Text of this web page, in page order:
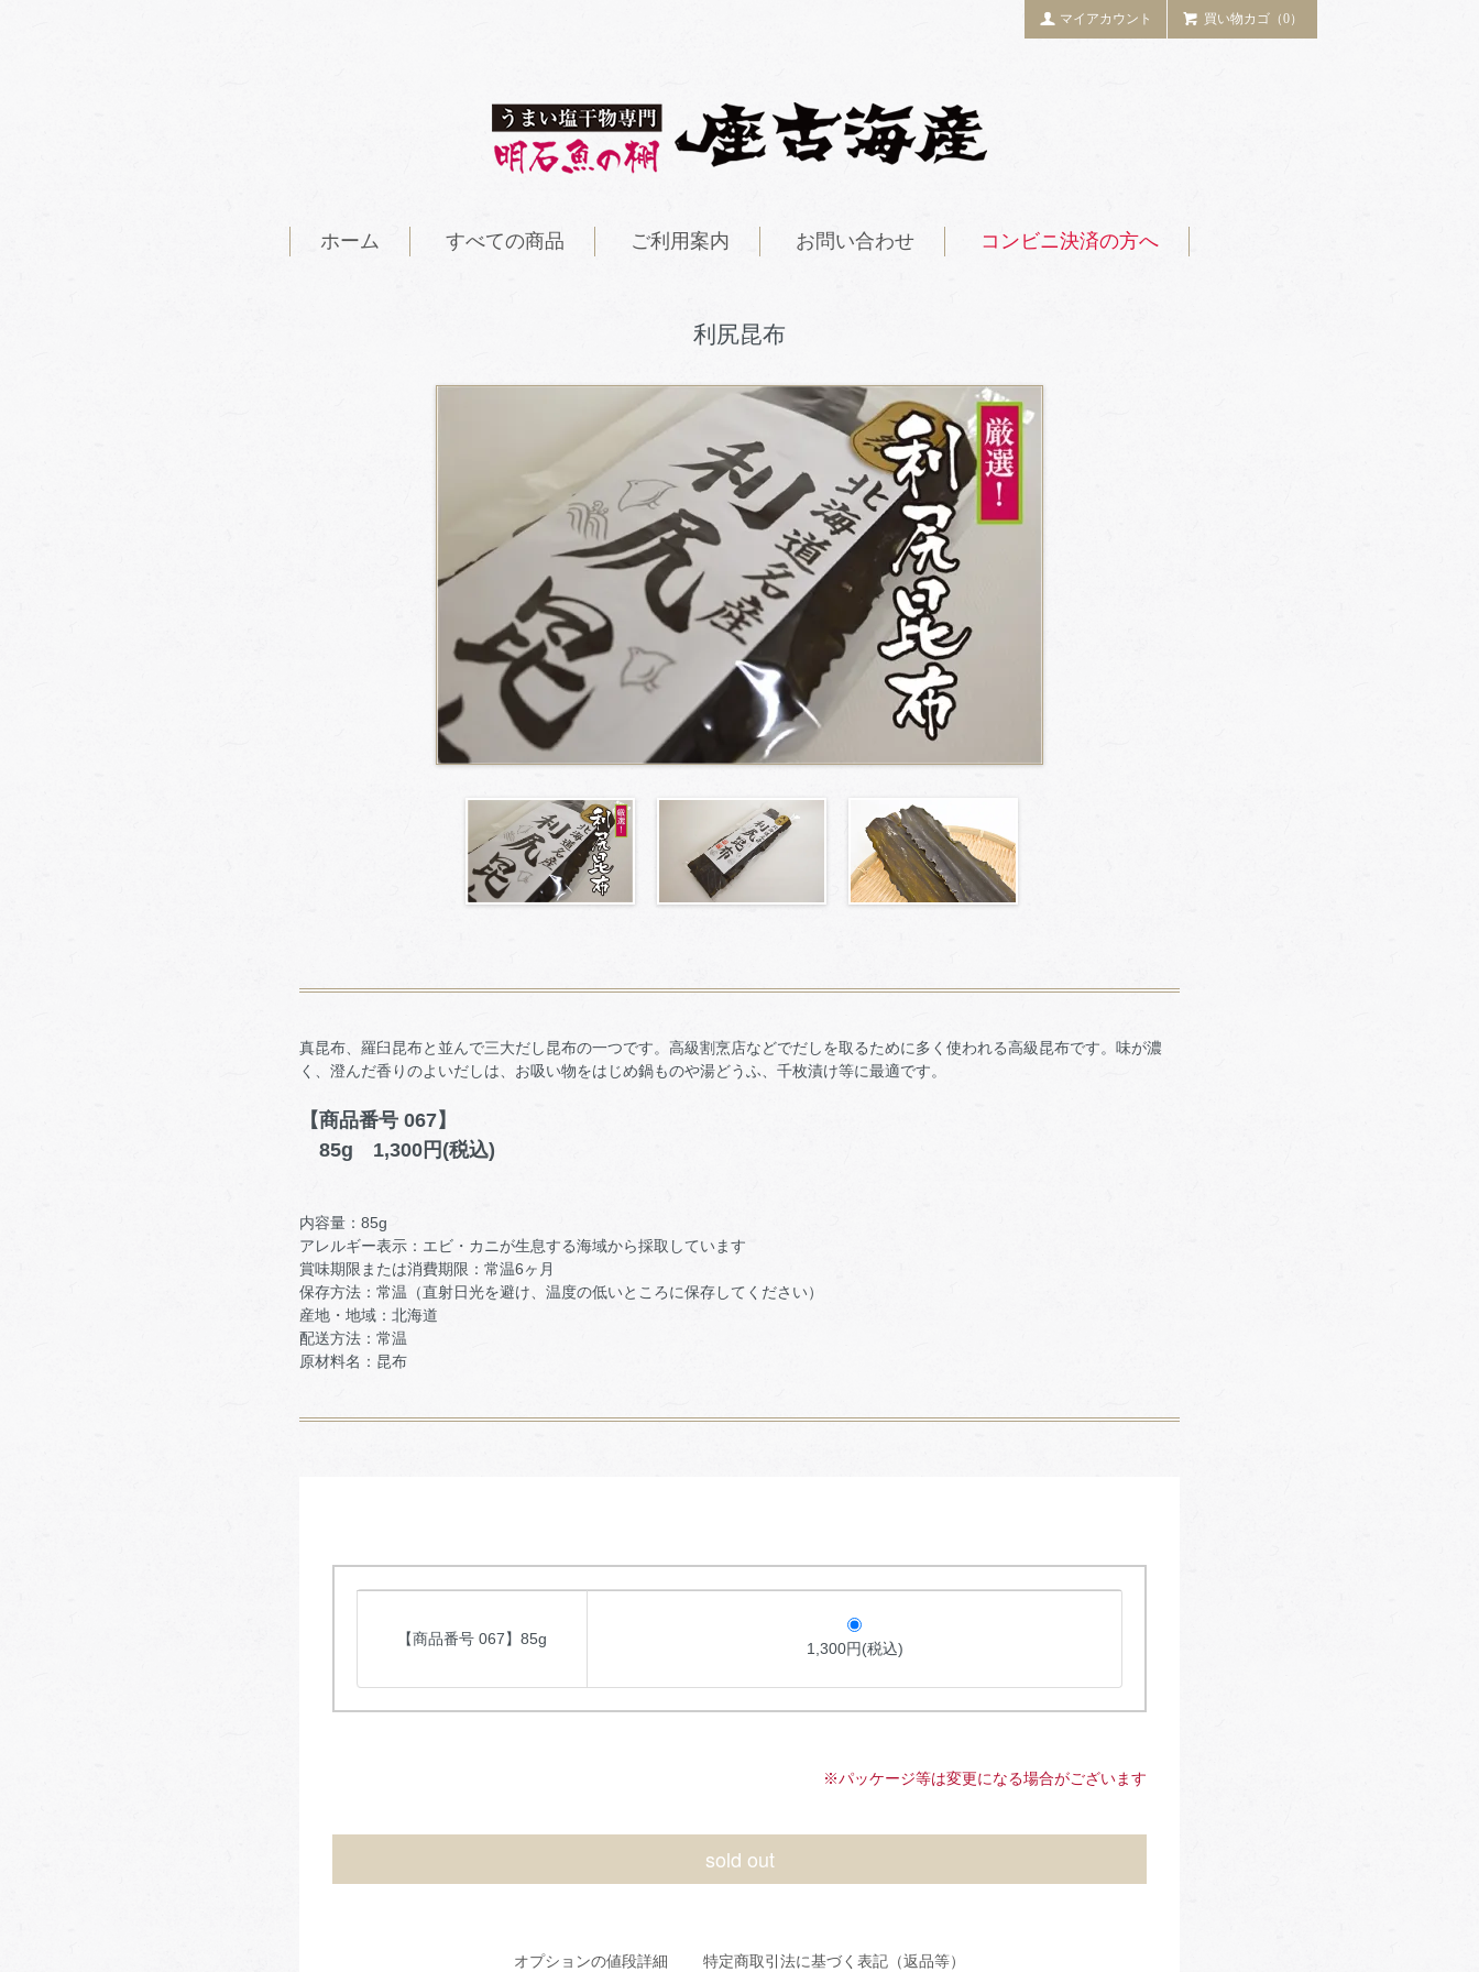
買い物カゴ（0）
マイアカウント
ホーム すべての商品 ご利用案内 お問い合わせ コンビニ決済の方へ
利尻昆布
真昆布、羅臼昆布と並んで三大だし昆布の一つです。高級割烹店などでだしを取るために多く使われる高級昆布です。味が濃
く、澄んだ香りのよいだしは、お吸い物をはじめ鍋ものや湯どうふ、千枚漬け等に最適です。
【商品番号 067】
85g 1,300円(税込)
内容量：85g
アレルギー表示：エビ・カニが生息する海域から採取しています
賞味期限または消費期限：常温6ヶ月
保存方法：常温（直射日光を避け、温度の低いところに保存してください）
産地・地域：北海道
配送方法：常温
原材料名：昆布
【商品番号 067】85g
1,300円(税込)
※パッケージ等は変更になる場合がございます
sold out
オプションの値段詳細 特定商取引法に基づく表記（返品等）